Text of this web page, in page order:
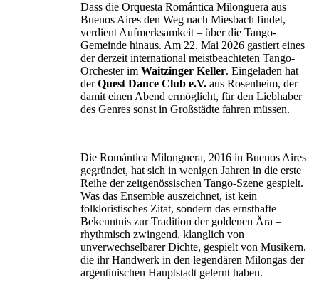
Dass die Orquesta Romántica Milonguera aus
Buenos Aires den Weg nach Miesbach findet,
verdient Aufmerksamkeit – über die Tango-
Gemeinde hinaus. Am 22. Mai 2026 gastiert eines
der derzeit international meistbeachteten Tango-
Orchester im Waitzinger Keller. Eingeladen hat
derQuest Dance Club e.V. aus Rosenheim, der
damit einen Abend ermöglicht, für den Liebhaber
des Genres sonst in Großstädte fahren müssen.
Die Romántica Milonguera, 2016 in Buenos Aires
gegründet, hat sich in wenigen Jahren in die erste
Reihe der zeitgenössischen Tango-Szene gespielt.
Was das Ensemble auszeichnet, ist kein
folkloristisches Zitat, sondern das ernsthafte
Bekenntnis zur Tradition der goldenen Ära –
rhythmisch zwingend, klanglich von
unverwechselbarer Dichte, gespielt von Musikern,
die ihr Handwerk in den legendären Milongas der
argentinischen Hauptstadt gelernt haben.